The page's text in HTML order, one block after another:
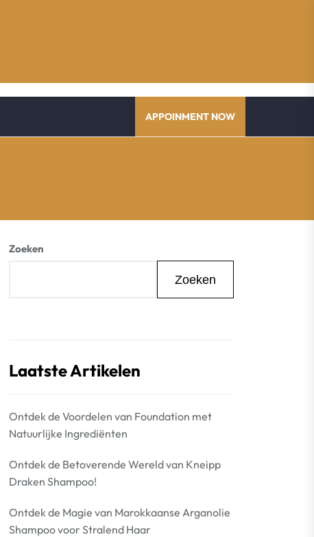
APPOINMENT NOW
Zoeken
Zoeken
Laatste Artikelen
Ontdek de Voordelen van Foundation met
Natuurlijke Ingrediënten
Ontdek de Betoverende Wereld van Kneipp
Draken Shampoo!
Ontdek de Magie van Marokkaanse Arganolie
Shampoo voor Stralend Haar